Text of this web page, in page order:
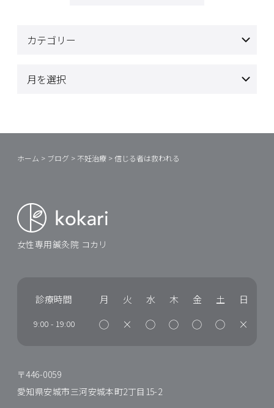
ホーム > ブログ > 不妊治療 >信じる者は救われる
女性専用鍼灸院 コカリ
診療時間 月 火 水 木 金 土 日
9:00 - 19:00 ◯ × ◯ ◯ ◯ ◯ ×
〒446-0059
愛知県安城市三河安城本町2丁目15-2